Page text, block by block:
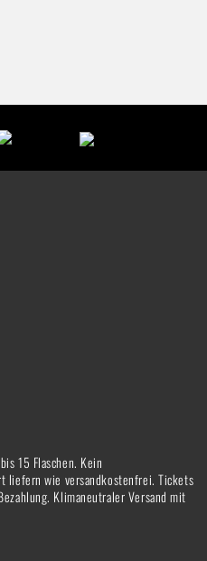
15 Flaschen. Kein
liefern wie versandkostenfrei. Tickets
Klimaneutraler Versand mit